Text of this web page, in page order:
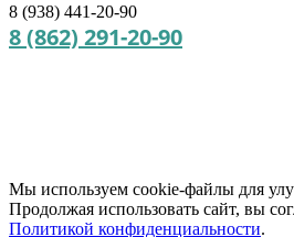
8 (938) 441-20-90
8 (862) 291-20-90
Мы используем cookie‑файлы для
Продолжая использовать сайт, вы
Политикой конфиденциальности.